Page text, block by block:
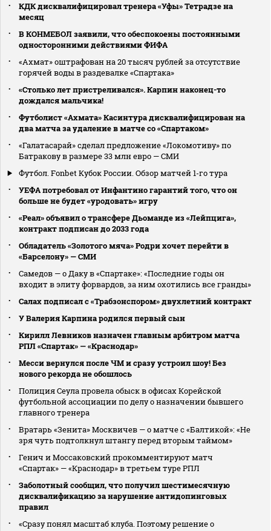
КДК дисквалифицировал тренера «Уфы» Тетрадзе на
месяц
В КОНМЕБОЛ заявили, что обеспокоены постоянными
односторонними действиями ФИФА
«Ахмат» оштрафован на 20 тысяч рублей за отсутствие
горячей воды в раздевалке «Спартака»
«Столько лет пристреливался». Карпин наконец-то
дождался мальчика!
Футболист «Ахмата» Касинтура дисквалифицирован на
два матча за удаление в матче со «Спартаком»
«Галатасарай» сделал предложение «Локомотиву» по
Батракову в размере 33 млн евро — СМИ
Футбол. Fonbet Кубок России. Обзор матчей 1-го тура
УЕФА потребовал от Инфантино гарантий того, что он
больше не будет «уродовать» игру
«Реал» объявил о трансфере Дьоманде из «Лейпцига»,
контракт подписан до 2033 года
Обладатель «Золотого мяча» Родри хочет перейти в
«Барселону» — СМИ
Самедов — о Даку в «Спартаке»: «Последние годы он
входит в элиту форвардов, за ним охотились все гранды»
Салах подписал с «Трабзонспором» двухлетний контракт
У Валерия Карпина родился первый сын
Кирилл Левников назначен главным арбитром матча
РПЛ «Спартак» — «Краснодар»
Месси вернулся после ЧМ и сразу устроил шоу! Без
нового рекорда не обошлось
Полиция Сеула провела обыск в офисах Корейской
футбольной ассоциации по делу о назначении бывшего
главного тренера
Вратарь «Зенита» Москвичев — о матче с «Балтикой»: «Не
зря чуть подтолкнул штангу перед вторым таймом»
Генич и Моссаковский прокомментируют матч
«Спартак» — «Краснодар» в третьем туре РПЛ
Заболотный сообщил, что получил шестимесячную
дисквалификацию за нарушение антидопинговых
правил
«Сразу понял масштаб клуба. Поэтому решение о